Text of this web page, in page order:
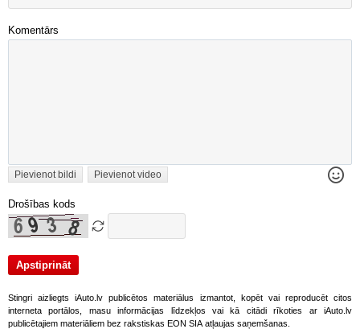
Komentārs
Pievienot bildi Pievienot video
Drošības kods
Stingri aizliegts iAuto.lv publicētos materiālus izmantot, kopēt vai reproducēt citos
interneta portālos, masu informācijas līdzekļos vai kā citādi rīkoties ar iAuto.lv
publicētajiem materiāliem bez rakstiskas EON SIA atļaujas saņemšanas.